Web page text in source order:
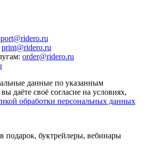
print@ridero.ru
: order@ridero.ru
данные по указанным
даёте своё согласие на условиях,
обработки персональных данных
буктрейлеры, вебинары